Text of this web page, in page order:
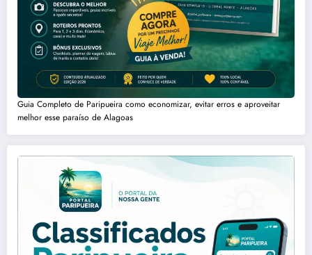
Guia Completo de Paripueira como economizar, evitar erros e aproveitar
melhor esse paraíso de Alagoas